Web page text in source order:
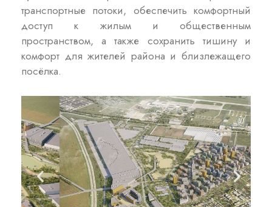
транспортные потоки, обеспечить комфортный
доступ к жилым и общественным
пространством, а также сохранить тишину и
комфорт для жителей района и близлежащего
посёлка.